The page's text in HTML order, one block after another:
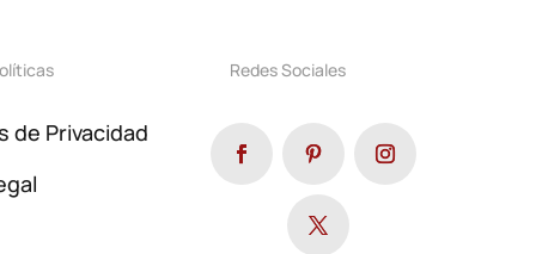
de Privacidad
Redes Sociales